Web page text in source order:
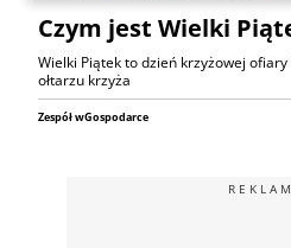
Czym jest Wielki
Wielki Piątek to dzień krzyżowej ofiary
ołtarzu krzyża
Zespół wGospodarce